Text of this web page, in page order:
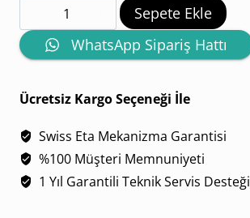
Breitling
Navitimer
1
38
A17325211C1A1
adet
Sepete Ekle
WhatsApp Sipariş Hattı
Ücretsiz Kargo Seçeneği İle
Swiss Eta Mekanizma Garantisi
%100 Müşteri Memnuniyeti
1 Yıl Garantili Teknik Servis Desteği